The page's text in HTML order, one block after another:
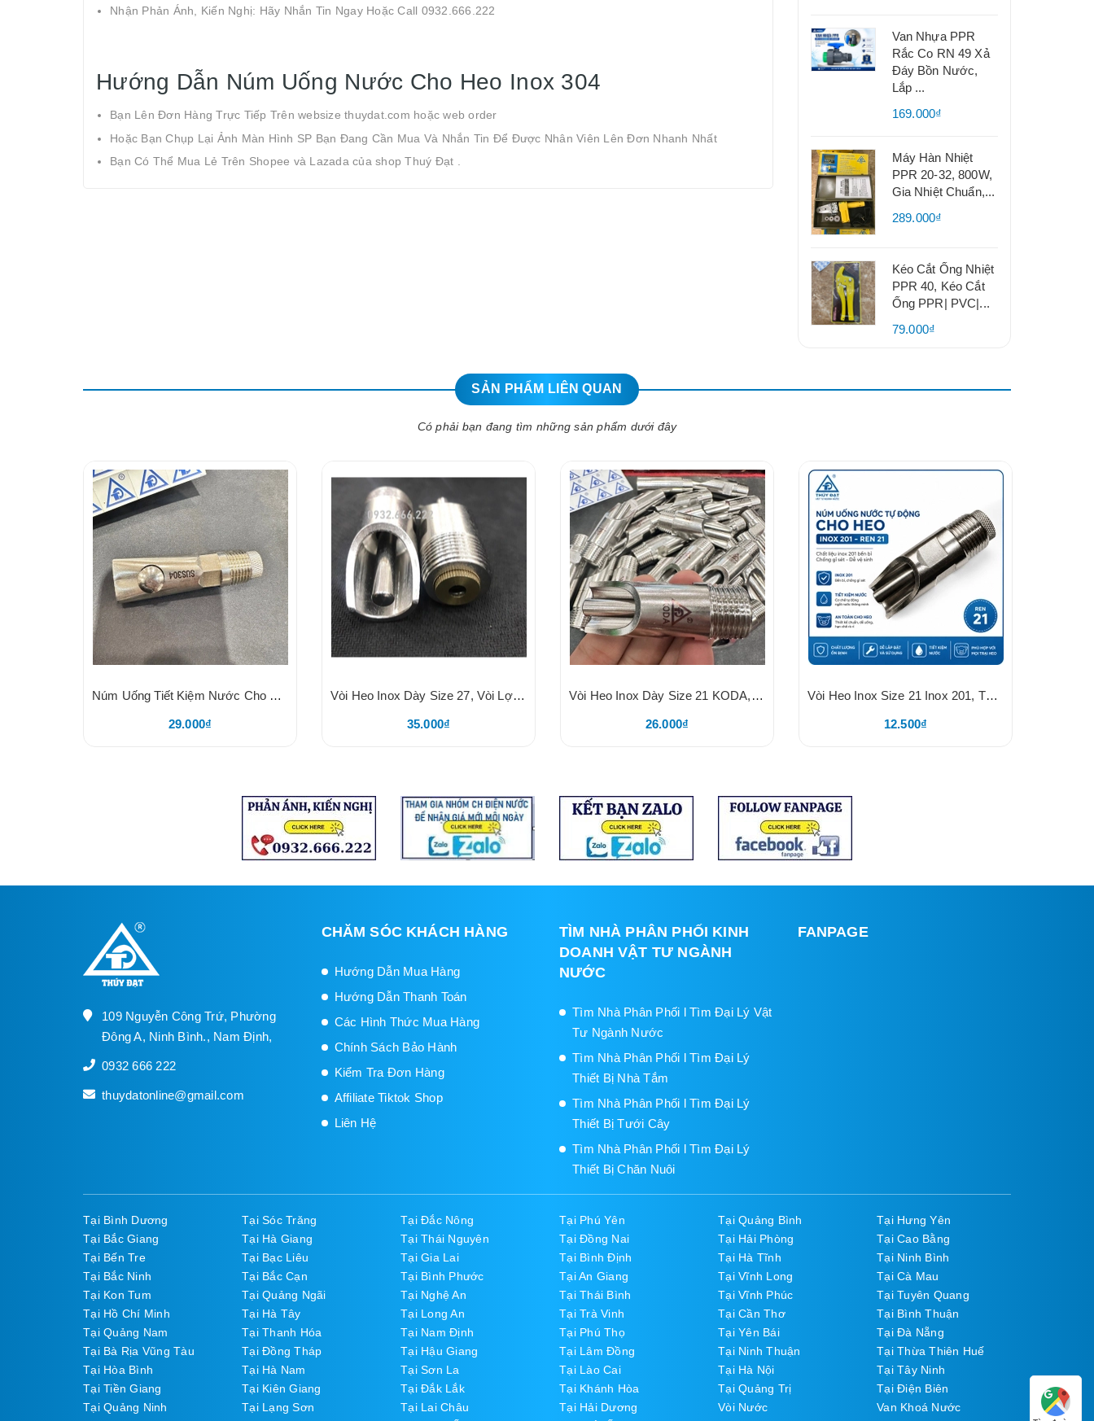
Nhận Phản Ánh, Kiến Nghị: Hãy Nhắn Tin Ngay Hoặc Call 0932.666.222
Hướng Dẫn Núm Uống Nước Cho Heo Inox 304
Bạn Lên Đơn Hàng Trực Tiếp Trên websize thuydat.com hoặc web order
Hoặc Bạn Chụp Lại Ảnh Màn Hình SP Bạn Đang Cần Mua Và Nhắn Tin Để Được Nhân Viên Lên Đơn Nhanh Nhất
Bạn Có Thể Mua Lẻ Trên Shopee và Lazada của shop Thuý Đạt .
Van Nhựa PPR
Rắc Co RN 49 Xả
Đáy Bồn Nước,
Lắp ...
169.000₫
Máy Hàn Nhiệt
PPR 20-32, 800W,
Gia Nhiệt Chuẩn,...
289.000₫
Kéo Cắt Ống Nhiệt
PPR 40, Kéo Cắt
Ống PPR| PVC|...
79.000₫
SẢN PHẨM LIÊN QUAN
Có phải bạn đang tìm những sản phẩm dưới đây
Núm Uống Tiết Kiệm Nước Cho Heo, Núm Dạng Mỏ Vịt, Chất Liệu Inox 201, Trên Thân Ghi SUS 304, Núm VặnInox Dày
29.000₫
Vòi Heo Inox Dày Size 27, Vòi Lợn 27, Núm Uống Nước Cho Heo, Núm Vặn Đồng Vàng
35.000₫
Vòi Heo Inox Dày Size 21 KODA, Vòi Lợn 21, Núm Uống Nước Cho Heo Thịt, Heo Nái,Chất Liệu Inox Loại Dày Nắp Vặn Hai Cạnh, LOGO KODA
26.000₫
Vòi Heo Inox Size 21 Inox 201, TĐ, Thân Chất Liệu Inox 201, Nắp Vặn Inox Dày, Núm Uống Nước Tự Động Cho Heo 21, TĐ
12.500₫
109 Nguyễn Công Trứ, Phường
Đông A, Ninh Bình., Nam Định,
0932 666 222
thuydatonline@gmail.com
CHĂM SÓC KHÁCH HÀNG
Hướng Dẫn Mua Hàng
Hướng Dẫn Thanh Toán
Các Hình Thức Mua Hàng
Chính Sách Bảo Hành
Kiểm Tra Đơn Hàng
Affiliate Tiktok Shop
Liên Hệ
TÌM NHÀ PHÂN PHỐI KINH
DOANH VẬT TƯ NGÀNH
NƯỚC
Tìm Nhà Phân Phối l Tìm Đại Lý Vật
Tư Ngành Nước
Tìm Nhà Phân Phối l Tìm Đại Lý
Thiết Bị Nhà Tắm
Tìm Nhà Phân Phối l Tìm Đại Lý
Thiết Bị Tưới Cây
Tìm Nhà Phân Phối l Tìm Đại Lý
Thiết Bị Chăn Nuôi
FANPAGE
Tại Bình Dương Tại Sóc Trăng Tại Đắc Nông Tại Phú Yên Tại Quảng Bình
Tại Hưng Yên
Tại Bắc Giang
Tại Hà Giang Tại Thái Nguyên Tại Đồng Nai Tại Hải Phòng
Tại Cao Bằng
Tại Bến Tre
Tại Bạc Liêu Tại Gia Lai Tại Bình Định Tại Hà Tĩnh
Tại Ninh Bình
Tại Bắc Ninh
Tại Bắc Cạn Tại Bình Phước Tại An Giang Tại Vĩnh Long
Tại Cà Mau
Tại Kon Tum
Tại Quảng Ngãi Tại Nghệ An Tại Thái Bình Tại Vĩnh Phúc
Tại Tuyên Quang
Tại Hồ Chí Minh
Tại Hà Tây Tại Long An Tại Trà Vinh Tại Cần Thơ
Tại Bình Thuận
Tại Quảng Nam
Tại Thanh Hóa Tại Nam Định Tại Phú Thọ Tại Yên Bái
Tại Đà Nẵng
Tại Bà Rịa Vũng Tàu
Tại Đồng Tháp Tại Hậu Giang Tại Lâm Đồng Tại Ninh Thuận
Tại Thừa Thiên Huế
Tại Hòa Bình
Tại Hà Nam Tại Sơn La Tại Lào Cai Tại Hà Nội
Tại Tây Ninh
Tại Tiền Giang
Tại Kiên Giang Tại Đắk Lắk Tại Khánh Hòa Tại Quảng Trị
Tại Điện Biên
Tại Quảng Ninh
Tại Lạng Sơn Tại Lai Châu Tại Hải Dương Vòi Nước
Van Khoá Nước